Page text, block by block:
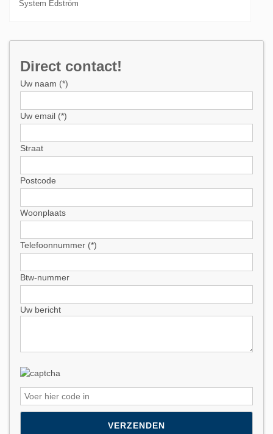
System Edström
Direct contact!
Uw naam (*)
Uw email (*)
Straat
Postcode
Woonplaats
Telefoonnummer (*)
Btw-nummer
Uw bericht